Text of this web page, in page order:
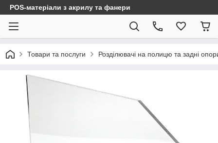
POS-матеріали з акрилу та фанери
Товари та послуги Розділювачі на полицю та задні